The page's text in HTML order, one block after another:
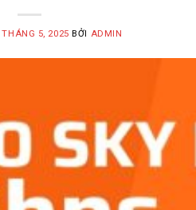
THÁNG 5, 2025 BỞI ADMIN